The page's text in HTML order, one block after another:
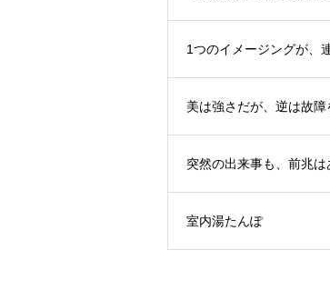
1つのイメージングが、
美は強さだが、逆は故障
突然の出来事も、前兆は
室内湯たんぽ